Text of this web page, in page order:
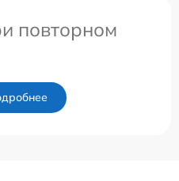
повторном